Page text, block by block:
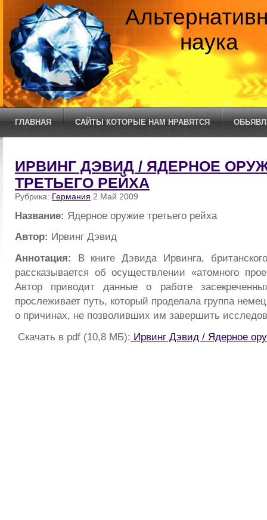
наука
ГЛАВНАЯ САЙТЫ КОТОРЫЕ НАМ НРАВЯТСЯ
ИРВИНГ ДЭВИД / ЯДЕРНОЕ
ТРЕТЬЕГО РЕЙХА
Рубрика: Германия 2 Май 2009
Название: Ядерное оружие третьего рейха
Автор: Ирвинг Дэвид
Аннотация: В книге Дэвида Ирвинга,
рассказывается об осуществлении «атомного
Автор приводит данные о работе
прослеживает путь, который проделала группа
о причинах, не позволивших им завершить
Скачать в pdf (10,8 МБ): Ирвинг Дэвид / Ядерное